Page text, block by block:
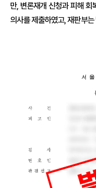
만, 변론재개 신청과 피해
의사를 제출하였고, 재판부